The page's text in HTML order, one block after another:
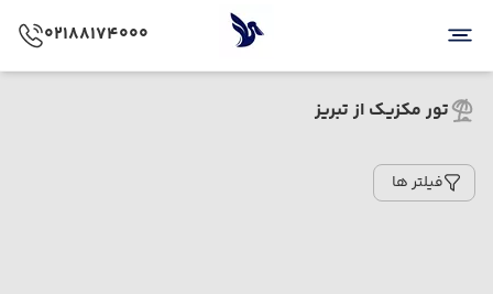
02188174000
تور مکزیک از تبریز
فیلتر ها